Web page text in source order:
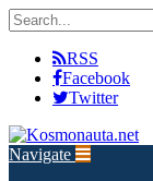
RSS
Facebook
Twitter
Navigate